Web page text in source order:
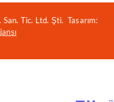
Tic. Ltd. Şti. Tasarım: